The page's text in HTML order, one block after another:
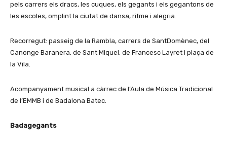
pels carrers els dracs, les cuques, els gegants i els gegantons de
les escoles, omplint la ciutat de dansa, ritme i alegria.
Recorregut: passeig de la Rambla, carrers de SantDomènec, del
Canonge Baranera, de Sant Miquel, de Francesc Layret i plaça de
la Vila.
Acompanyament musical a càrrec de l’Aula de Música Tradicional
de l’EMMB i de Badalona Batec.
Badagegants